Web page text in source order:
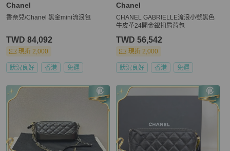
Chanel
香奈兒/Chanel 黑金mini流浪包
TWD 84,092
現折 2,000
狀況良好 香港 免運
Chanel
CHANEL GABRIELLE流浪小號黑色
牛皮革24開金銀扣肩背包
TWD 56,542
現折 2,000
狀況良好 香港 免運